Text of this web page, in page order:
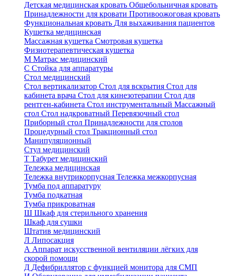
Детская медицинская кровать Общебольничная кровать
Принадлежности для кровати Противоожоговая кровать
Функциональная кровать Для выхаживания пациентов
Кушетка медицинская
Массажная кушетка Смотровая кушетка
Физиотерапевтическая кушетка
М Матрас медицинский
С Стойка для аппаратуры
Стол медицинский
Стол вертикализатор Стол для вскрытия Стол для
кабинета врача Стол для кинезотерапии Стол для
рентген-кабинета Стол инструментальный Массажный
стол Стол надкроватный Перевязочный стол
Приборный стол Принадлежности для столов
Процедурный стол Тракционный стол
Манипуляционный
Стул медицинский
Т Табурет медицинский
Тележка медицинская
Тележка внутрикорпусная Тележка межкорпусная
Тумба под аппаратуру
Тумба подкатная
Тумба прикроватная
Ш Шкаф для стерильного хранения
Шкаф для сушки
Штатив медицинский
Л Липосакция
А Аппарат искусственной вентиляции лёгких для
скорой помощи
Д Дефибриллятор с функцией монитора для СМП